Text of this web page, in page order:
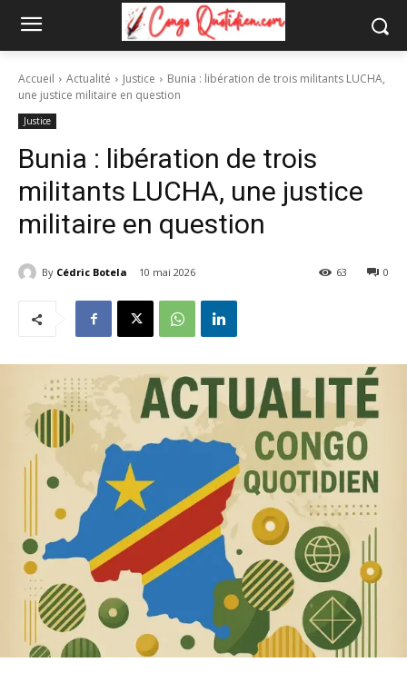
Accueil Actualité Justice
Bunia : libération de trois militants LUCHA,
une justice militaire en question
Justice
Bunia : libération de trois
militants LUCHA, une justice
militaire en question
By Cédric Botela 10 mai 2026 0
63